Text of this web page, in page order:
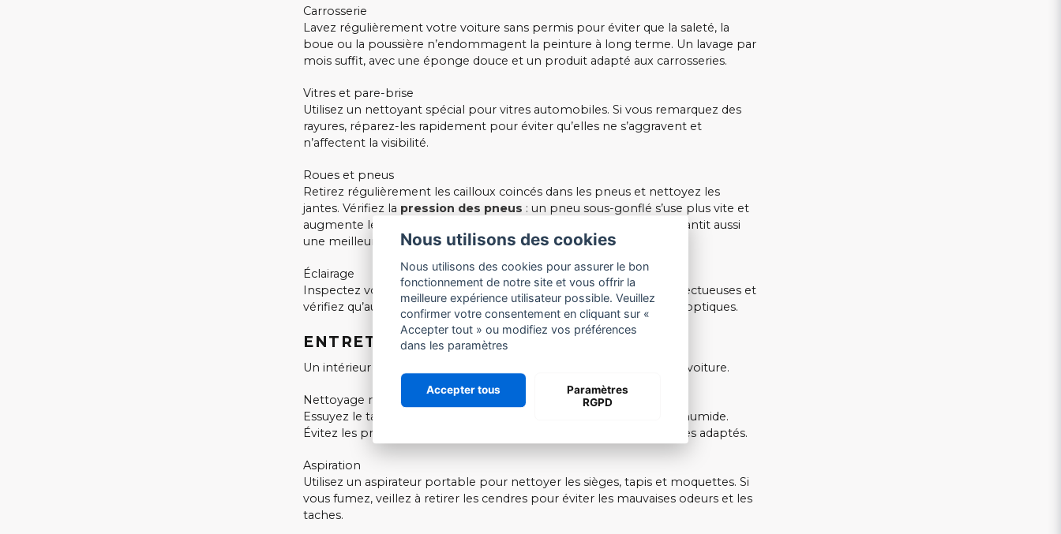
Carrosserie
Lavez régulièrement votre voiture sans permis pour éviter que la saleté, la
boue ou la poussière n’endommagent la peinture à long terme. Un lavage par
mois suffit, avec une éponge douce et un produit adapté aux carrosseries.
Vitres et pare-brise
Utilisez un nettoyant spécial pour vitres automobiles. Si vous remarquez des
rayures, réparez-les rapidement pour éviter qu’elles ne s’aggravent et
n’affectent la visibilité.
Roues et pneus
Retirez régulièrement les cailloux coincés dans les pneus et nettoyez les
jantes. Vérifiez la pression des pneus : un pneu sous-gonflé s’use plus vite et
augmente le risque d’éclatement. Un bon entretien des pneus garantit aussi
une meilleure tenue de route.
Éclairage
Inspectez vos phares et feux arrière. Remplacez les ampoules défectueuses et
vérifiez qu’aucune fissure ne laisse passer l’humidité dans les blocs optiques.
ENTRETIEN DE L’HABITACLE
Un intérieur propre contribue au confort et à la durabilité de votre voiture.
Nettoyage régulier
Essuyez le tableau de bord et les surfaces avec un chiffon doux et humide.
Évitez les produits abrasifs et privilégiez des nettoyants automobiles adaptés.
Aspiration
Utilisez un aspirateur portable pour nettoyer les sièges, tapis et moquettes. Si
vous fumez, veillez à retirer les cendres pour éviter les mauvaises odeurs et les
taches.
Nous utilisons des cookies
Nous utilisons des cookies pour assurer le bon
fonctionnement de notre site et vous offrir la
meilleure expérience utilisateur possible. Veuillez
confirmer votre consentement en cliquant sur «
Accepter tout » ou modifiez vos préférences
dans les paramètres
Accepter tous
Paramètres
RGPD